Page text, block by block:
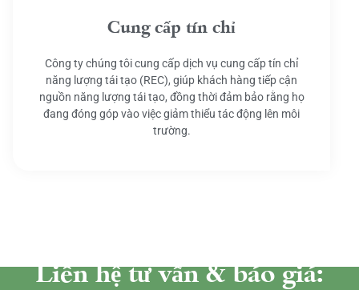
Cung cấp tín chỉ
Công ty chúng tôi cung cấp dịch vụ cung cấp tín chỉ
năng lượng tái tạo (REC), giúp khách hàng tiếp cận
nguồn năng lượng tái tạo, đồng thời đảm bảo rằng họ
đang đóng góp vào việc giảm thiểu tác động lên môi
trường.
Liên hệ tư vấn & báo giá: